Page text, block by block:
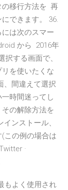
の移行方法を 再
できます。 36.
は次のスマー
から 2016年
択する画面で、
を使いたくな
、間違えて選択
時間迷ってし
の解除方法を
ンストール、
この例の場合は
·
もよく使用され